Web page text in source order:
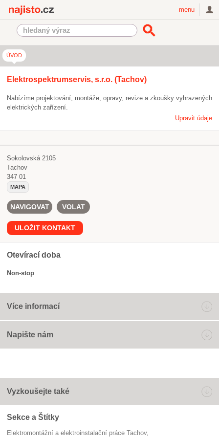
menu
ÚVOD
Elektrospektrumservis, s.r.o. (Tachov)
Nabízíme projektování, montáže, opravy, revize a zkoušky vyhrazených
elektrických zařízení.
Upravit údaje
Sokolovská 2105
Tachov
347 01
MAPA
NAVIGOVAT VOLAT
ULOŽIT KONTAKT
Otevírací doba
Non-stop
Více informací
Napište nám
Vyzkoušejte také
Sekce a Štítky
Elektromontážní a elektroinstalační práce Tachov